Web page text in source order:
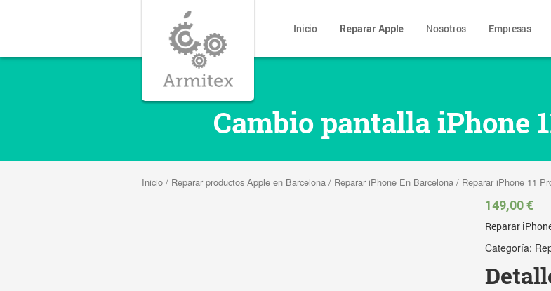
Inicio Reparar Apple Nosotros Empresas
Cambio pantalla iPhone
Inicio / Reparar productos Apple en Barcelona / Reparar iPhone En Barcelona / Reparar iPhone 11
149,00€
Reparar
Categoría: